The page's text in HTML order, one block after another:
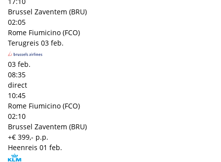
Brussel Zaventem (BRU)
02:05
Rome Fiumicino (FCO)
Terugreis 03 feb.
03 feb.
08:35
direct
10:45
Rome Fiumicino (FCO)
02:10
Brussel Zaventem (BRU)
+€ 399,- p.p.
Heenreis 01 feb.